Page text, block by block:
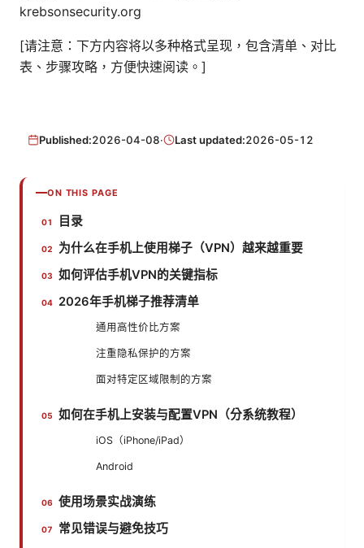
krebsonsecurity.org
[请注意：下方内容将以多种格式呈现，包含清单、对比
表、步骤攻略，方便快速阅读。]
Published:2026-04-08· Last updated:2026-05-12
ON THIS PAGE
目录
为什么在手机上使用梯子（VPN）越来越重要
如何评估手机VPN的关键指标
2026年手机梯子推荐清单
通用高性价比方案
注重隐私保护的方案
面对特定区域限制的方案
如何在手机上安装与配置VPN（分系统教程）
iOS（iPhone/iPad）
Android
使用场景实战演练
常见错误与避免技巧